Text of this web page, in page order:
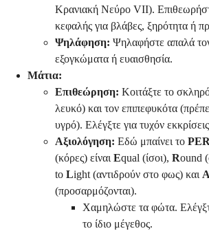
Κρανιακή Νεύρο VII).
κεφαλής για βλάβες, ξηρότητα ή
Ψηλάφηση: Ψηλαφήστε απαλά
εξογκώματα ή ευαισθησία.
Μάτια:
Επιθεώρηση: Κοιτάξτε το
λευκό) και τον επιπεφυκότα
υγρό). Ελέγξτε για τυχόν
Αξιολόγηση: Εδώ μπαίνει το
(κόρες) είναι Equal (ίσοι), Round
to Light (αντιδρούν στο φως) και A
(προσαρμόζονται).
Χαμηλώστε τα φώτα.
το ίδιο μέγεθος.